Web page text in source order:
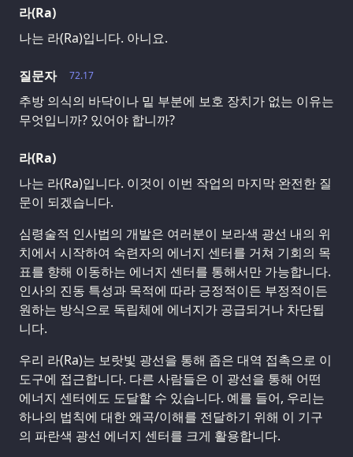
라(Ra)
나는 라(Ra)입니다. 아니요.
72.17
질문자
추방 의식의 바닥이나 밑 부분에 보호 장치가 없는 이유는
무엇입니까? 있어야 합니까?
라(Ra)
나는 라(Ra)입니다. 이것이 이번 작업의 마지막 완전한 질
문이 되겠습니다.
심령술적 인사법의 개발은 여러분이 보라색 광선 내의 위
치에서 시작하여 숙련자의 에너지 센터를 거쳐 기회의 목
표를 향해 이동하는 에너지 센터를 통해서만 가능합니다.
인사의 진동 특성과 목적에 따라 긍정적이든 부정적이든
원하는 방식으로 독립체에 에너지가 공급되거나 차단됩
니다.
우리 라(Ra)는 보랏빛 광선을 통해 좁은 대역 접촉으로 이
도구에 접근합니다. 다른 사람들은 이 광선을 통해 어떤
에너지 센터에도 도달할 수 있습니다. 예를 들어, 우리는
하나의 법칙에 대한 왜곡/이해를 전달하기 위해 이 기구
의 파란색 광선 에너지 센터를 크게 활용합니다.